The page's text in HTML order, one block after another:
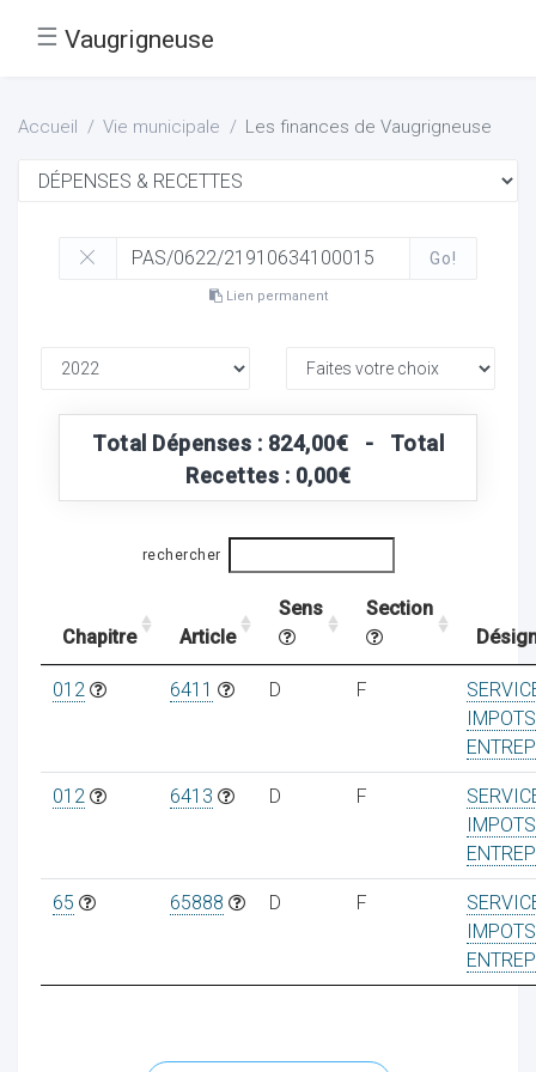
☰ Vaugrigneuse
Accueil Vie municipale Les finances de Vaugrigneuse
Go!
Lien permanent
Total Dépenses : 824,00€ - Total
Recettes : 0,00€
rechercher
Chapitre Article
Sens
Section
012 6411 D F
IMPOTS
012 6413 D F
IMPOTS
65 65888 D F
IMPOTS